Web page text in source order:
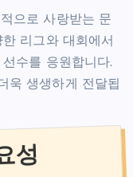
으로 사랑받는 문
리그와 대회에서
수를 응원합니다.
욱 생생하게 전달됩
성